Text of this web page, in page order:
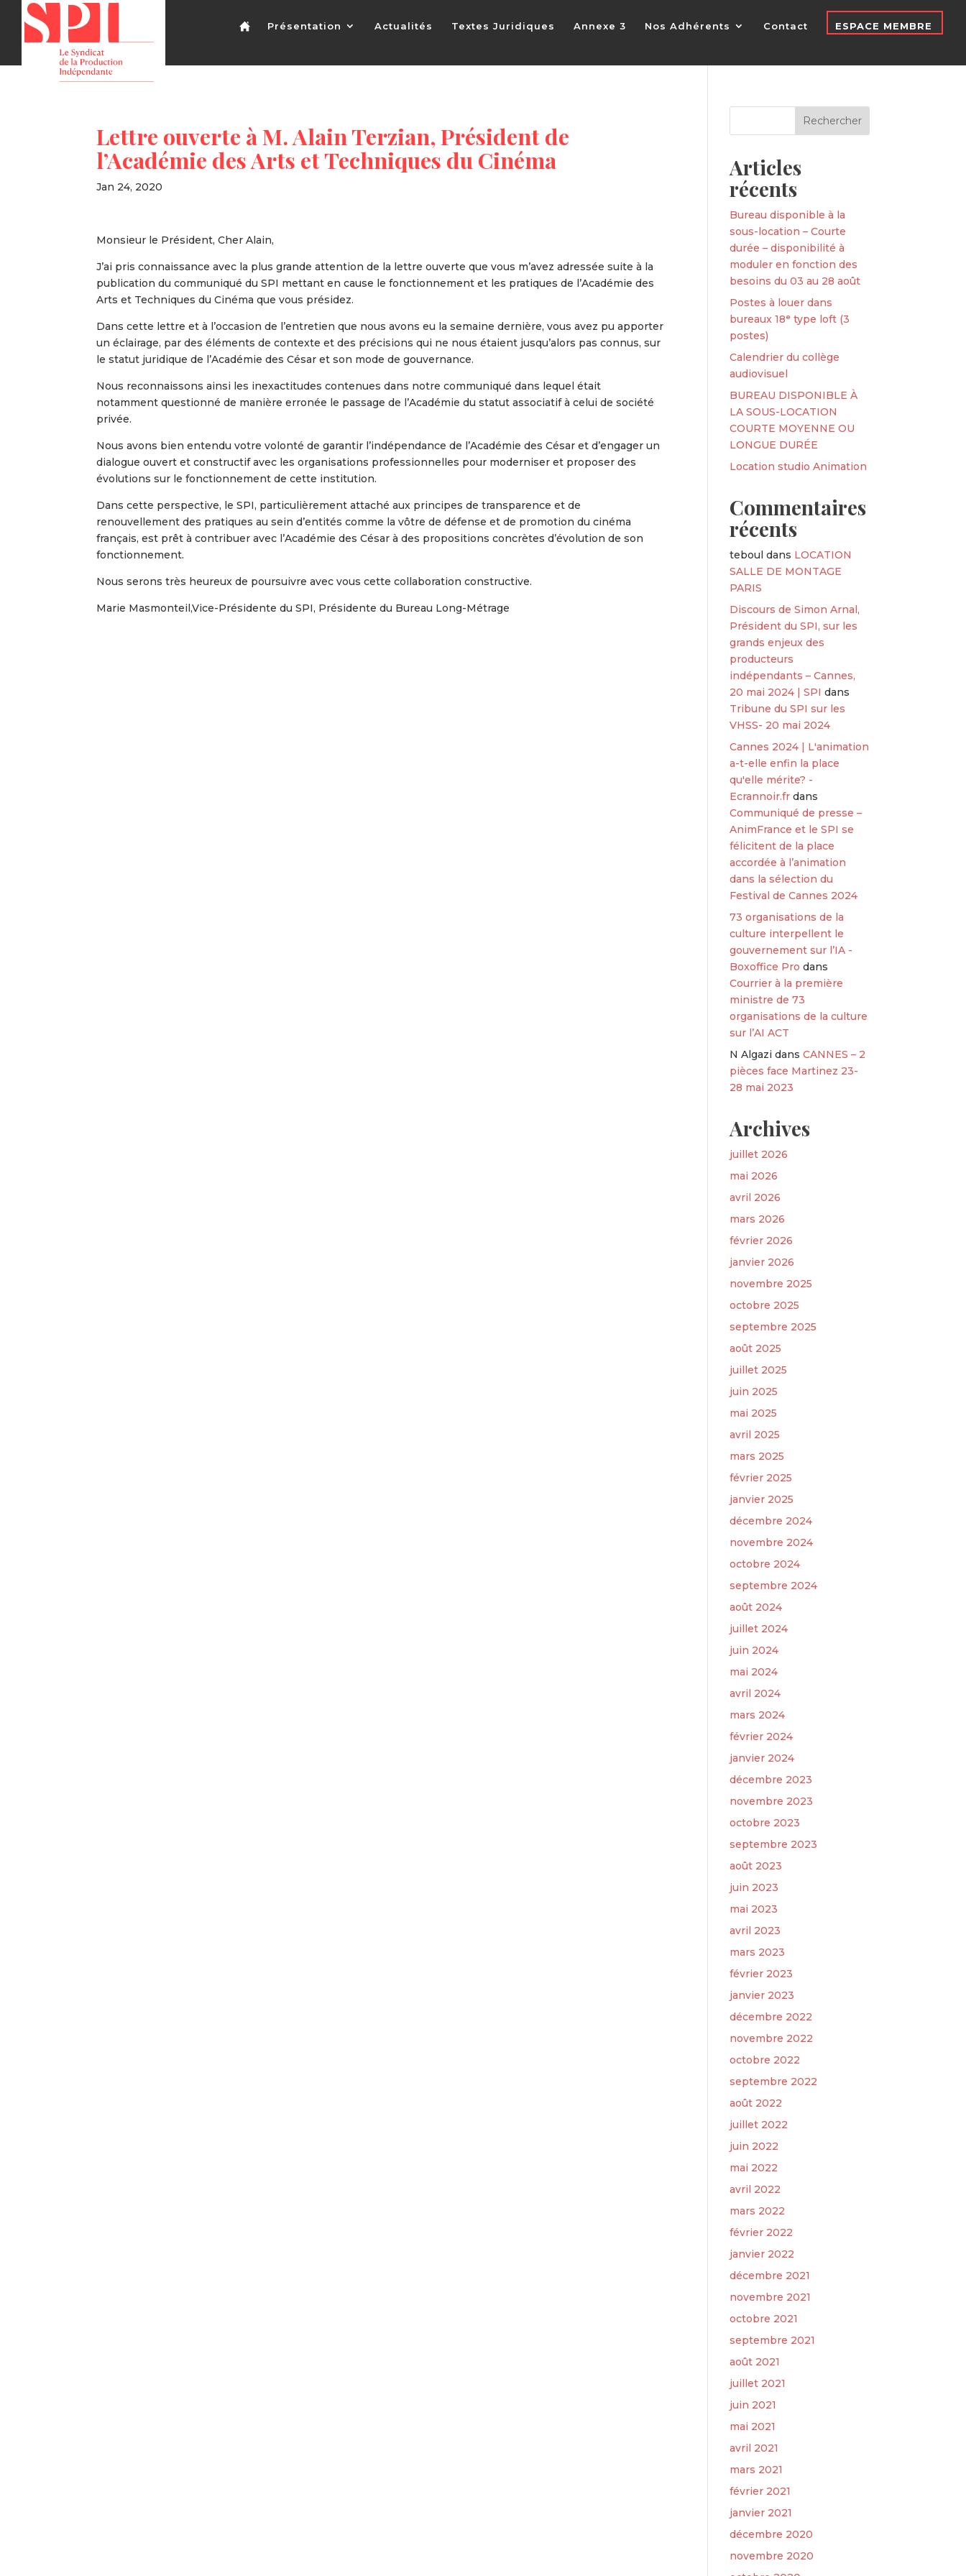
Présentation Actualités Textes Juridiques Annexe 3 Nos Adhérents Contact ESPACE MEMBRE
Lettre ouverte à M. Alain Terzian, Président de
l’Académie des Arts et Techniques du Cinéma
Jan 24, 2020
Monsieur le Président, Cher Alain,
J’ai pris connaissance avec la plus grande attention de la lettre ouverte que vous m’avez adressée suite à la
publication du communiqué du SPI mettant en cause le fonctionnement et les pratiques de l’Académie des
Arts et Techniques du Cinéma que vous présidez.
Dans cette lettre et à l’occasion de l’entretien que nous avons eu la semaine dernière, vous avez pu apporter
un éclairage, par des éléments de contexte et des précisions qui ne nous étaient jusqu’alors pas connus, sur
le statut juridique de l’Académie des César et son mode de gouvernance.
Nous reconnaissons ainsi les inexactitudes contenues dans notre communiqué dans lequel était
notamment questionné de manière erronée le passage de l’Académie du statut associatif à celui de société
privée.
Nous avons bien entendu votre volonté de garantir l’indépendance de l’Académie des César et d’engager un
dialogue ouvert et constructif avec les organisations professionnelles pour moderniser et proposer des
évolutions sur le fonctionnement de cette institution.
Dans cette perspective, le SPI, particulièrement attaché aux principes de transparence et de
renouvellement des pratiques au sein d’entités comme la vôtre de défense et de promotion du cinéma
français, est prêt à contribuer avec l’Académie des César à des propositions concrètes d’évolution de son
fonctionnement.
Nous serons très heureux de poursuivre avec vous cette collaboration constructive.
Marie Masmonteil,Vice-Présidente du SPI, Présidente du Bureau Long-Métrage
Articles
récents
Bureau disponible à la
sous-location – Courte
durée – disponibilité à
moduler en fonction des
besoins du 03 au 28 août
Postes à louer dans
bureaux 18ᵉ type loft (3
postes)
Calendrier du collège
audiovisuel
BUREAU DISPONIBLE À
LA SOUS-LOCATION
COURTE MOYENNE OU
LONGUE DURÉE
Location studio Animation
Commentaires
récents
teboul dans LOCATION
SALLE DE MONTAGE
PARIS
Discours de Simon Arnal,
Président du SPI, sur les
grands enjeux des
producteurs
indépendants – Cannes,
20 mai 2024 | SPI dans
Tribune du SPI sur les
VHSS- 20 mai 2024
Cannes 2024 | L'animation
a-t-elle enfin la place
qu'elle mérite? -
Ecrannoir.fr dans
Communiqué de presse –
AnimFrance et le SPI se
félicitent de la place
accordée à l’animation
dans la sélection du
Festival de Cannes 2024
73 organisations de la
culture interpellent le
gouvernement sur l’IA -
Boxoffice Pro dans
Courrier à la première
ministre de 73
organisations de la culture
sur l’AI ACT
N Algazi dansCANNES – 2
pièces face Martinez 23-
28 mai 2023
Archives
juillet 2026
mai 2026
avril 2026
mars 2026
février 2026
janvier 2026
novembre 2025
octobre 2025
septembre 2025
août 2025
juillet 2025
juin 2025
mai 2025
avril 2025
mars 2025
février 2025
janvier 2025
décembre 2024
novembre 2024
octobre 2024
septembre 2024
août 2024
juillet 2024
juin 2024
mai 2024
avril 2024
mars 2024
février 2024
janvier 2024
décembre 2023
novembre 2023
octobre 2023
septembre 2023
août 2023
juin 2023
mai 2023
avril 2023
mars 2023
février 2023
janvier 2023
décembre 2022
novembre 2022
octobre 2022
septembre 2022
août 2022
juillet 2022
juin 2022
mai 2022
avril 2022
mars 2022
février 2022
janvier 2022
décembre 2021
novembre 2021
octobre 2021
septembre 2021
août 2021
juillet 2021
juin 2021
mai 2021
avril 2021
mars 2021
février 2021
janvier 2021
décembre 2020
novembre 2020